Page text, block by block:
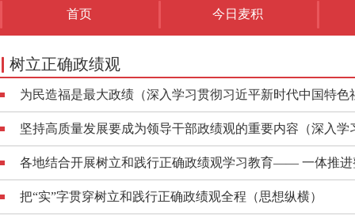
首页 今日麦积
树立正确政绩观
为民造福是最大政绩（深入学习贯彻习近平新时代中国特色
坚持高质量发展要成为领导干部政绩观的重要内容（深入学
各地结合开展树立和践行正确政绩观学习教育—— 一体推进
把“实”字贯穿树立和践行正确政绩观全程（思想纵横）